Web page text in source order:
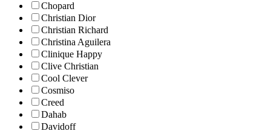
Chopard
Christian Dior
Christian Richard
Christina Aguilera
Clinique Happy
Clive Christian
Cool Clever
Cosmiso
Creed
Dahab
Davidoff